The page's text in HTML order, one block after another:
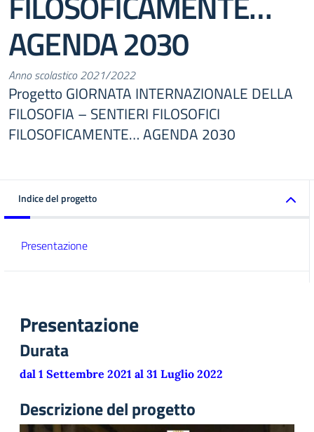
AGENDA 2030
Anno scolastico 2021/2022
Progetto GIORNATA INTERNAZIONALE DELLA
FILOSOFIA – SENTIERI FILOSOFICI
FILOSOFICAMENTE… AGENDA 2030
Indice del progetto
Presentazione
Presentazione
Durata
dal 1 Settembre 2021 al 31 Luglio 2022
Descrizione del progetto